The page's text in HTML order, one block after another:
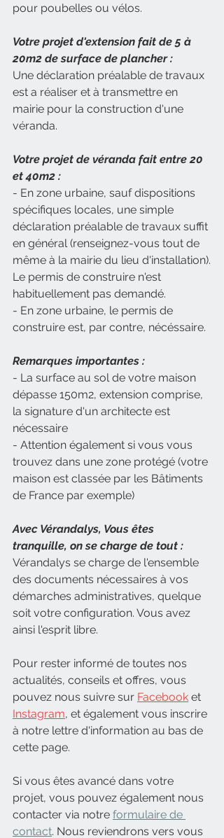
pour poubelles ou vélos.
Votre projet d'extension fait de 5 à
20m2 de surface de plancher :
Une déclaration préalable de travaux
est a réaliser et à transmettre en
mairie pour la construction d'une
véranda.
Votre projet de véranda fait entre 20
et 40m2 :
- En zone urbaine, sauf dispositions
spécifiques locales, une simple
déclaration préalable de travaux suffit
en général (renseignez-vous tout de
même à la mairie du lieu d'installation).
Le permis de construire n'est
habituellement pas demandé.
- En zone urbaine, le permis de
construire est, par contre, nécéssaire.
Remarques importantes :
- La surface au sol de votre maison
dépasse 150m2, extension comprise,
la signature d'un architecte est
nécessaire
- Attention également si vous vous
trouvez dans une zone protégé (votre
maison est classée par les Bâtiments
de France par exemple)
Avec Vérandalys, Vous êtes
tranquille, on se charge de tout :
Vérandalys se charge de l'ensemble
des documents nécessaires à vos
démarches administratives, quelque
soit votre configuration. Vous avez
ainsi l'esprit libre.
Pour rester informé de toutes nos
actualités, conseils et offres, vous
pouvez nous suivre sur Facebook et
Instagram, et également vous inscrire
à notre lettre d'information au bas de
cette page.
Si vous êtes avancé dans votre
projet, vous pouvez également nous
contacter via notre formulaire de
contact. Nous reviendrons vers vous